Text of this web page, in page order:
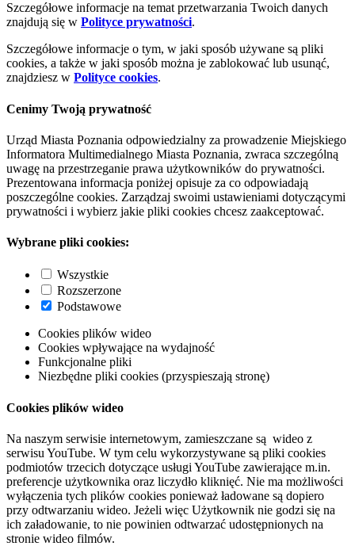
Szczegółowe informacje na temat przetwarzania Twoich danych
znajdują się w Polityce prywatności.
Szczegółowe informacje o tym, w jaki sposób używane są pliki
cookies, a także w jaki sposób można je zablokować lub usunąć,
znajdziesz w Polityce cookies.
Cenimy Twoją prywatność
Urząd Miasta Poznania odpowiedzialny za prowadzenie Miejskiego
Informatora Multimedialnego Miasta Poznania, zwraca szczególną
uwagę na przestrzeganie prawa użytkowników do prywatności.
Prezentowana informacja poniżej opisuje za co odpowiadają
poszczególne cookies. Zarządzaj swoimi ustawieniami dotyczącymi
prywatności i wybierz jakie pliki cookies chcesz zaakceptować.
Wybrane pliki cookies:
Wszystkie
Rozszerzone
Podstawowe
Cookies plików wideo
Cookies wpływające na wydajność
Funkcjonalne pliki
Niezbędne pliki cookies (przyspieszają stronę)
Cookies plików wideo
Na naszym serwisie internetowym, zamieszczane są wideo z
serwisu YouTube. W tym celu wykorzystywane są pliki cookies
podmiotów trzecich dotyczące usługi YouTube zawierające m.in.
preferencje użytkownika oraz liczydło kliknięć. Nie ma możliwości
wyłączenia tych plików cookies ponieważ ładowane są dopiero
przy odtwarzaniu wideo. Jeżeli więc Użytkownik nie godzi się na
ich załadowanie, to nie powinien odtwarzać udostępnionych na
stronie wideo filmów.